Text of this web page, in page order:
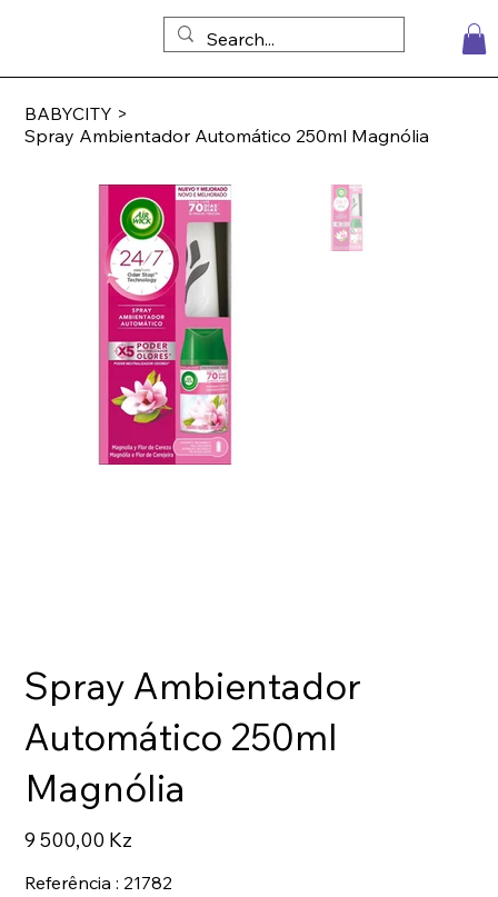
BABYCITY >
Spray Ambientador Automático 250ml Magnólia
Spray Ambientador
Automático 250ml
Magnólia
Preço
9 500,00 Kz
Referência : 21782